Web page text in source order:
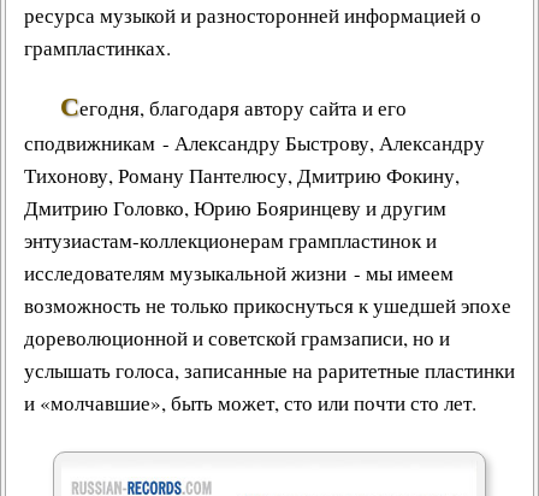
ресурса музыкой и разносторонней информацией о
грампластинках.
Сегодня, благодаря автору сайта и его
сподвижникам - Александру Быстрову,Александру
Тихонову,Роману Пантелюсу,Дмитрию Фокину,
Дмитрию Головко,Юрию Бояринцевуи другим
энтузиастам-коллекционерам грампластинок и
исследователям музыкальной жизни - мы имеем
возможность не только прикоснуться к ушедшей эпохе
дореволюционной исоветской грамзаписи, но и
услышать голоса, записанные на раритетные пластинки
и «молчавшие», быть может, сто или почти сто лет.